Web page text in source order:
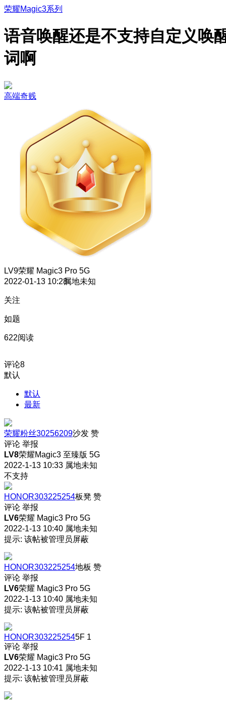
荣耀Magic3系列
语音唤醒还是不支持自定义唤
词啊
高端奇贱
LV9荣耀 Magic3 Pro 5G
2022-01-13 10:28属地未知
关注
如题
622阅读
评论8
默认
默认
最新
荣耀粉丝30256209沙发 赞
评论 举报
LV8荣耀Magic3 至臻版 5G
2022-1-13 10:33 属地未知
不支持
HONOR303225254板凳 赞
评论 举报
LV6荣耀 Magic3 Pro 5G
2022-1-13 10:40 属地未知
提示: 该帖被管理员屏蔽
HONOR303225254地板 赞
评论 举报
LV6荣耀 Magic3 Pro 5G
2022-1-13 10:40 属地未知
提示: 该帖被管理员屏蔽
HONOR3032252545F 1
评论 举报
LV6荣耀 Magic3 Pro 5G
2022-1-13 10:41 属地未知
提示: 该帖被管理员屏蔽